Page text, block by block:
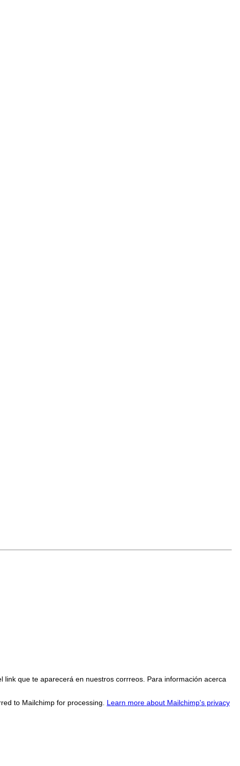
que te aparecerá en nuestros corrreos. Para información acerca
to Mailchimp for processing. Learn more about Mailchimp's privacy